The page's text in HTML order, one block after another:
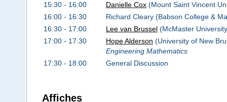
15:30 - 16:00
Danielle Cox(Mount Saint Vincent
16:00 - 16:30
Richard Cleary (Babson College &
16:30 - 17:00
Lee van Brussel(McMaster
17:00 - 17:30
Hope Alderson (University of New
Engineering Mathematics
17:30 - 18:00
General Discussion
Affiches